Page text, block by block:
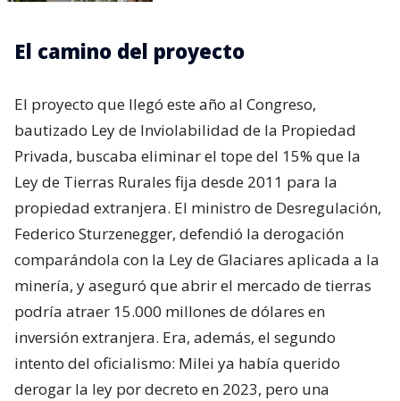
El camino del proyecto
El proyecto que llegó este año al Congreso,
bautizado Ley de Inviolabilidad de la Propiedad
Privada, buscaba eliminar el tope del 15% que la
Ley de Tierras Rurales fija desde 2011 para la
propiedad extranjera. El ministro de Desregulación,
Federico Sturzenegger, defendió la derogación
comparándola con la Ley de Glaciares aplicada a la
minería, y aseguró que abrir el mercado de tierras
podría atraer 15.000 millones de dólares en
inversión extranjera. Era, además, el segundo
intento del oficialismo: Milei ya había querido
derogar la ley por decreto en 2023, pero una